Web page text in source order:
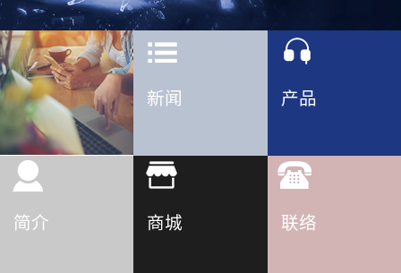
新闻 产品
简介 商城 联络